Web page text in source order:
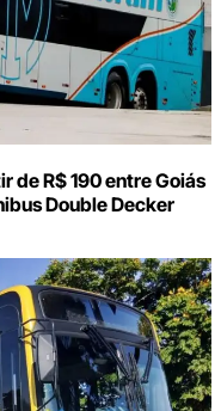
de R$ 190 entre Goiás
Double Decker